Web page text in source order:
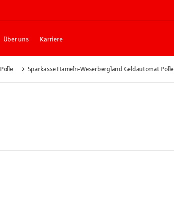
Über uns Karriere
Polle Sparkasse Hameln-Weserbergland Geldautomat Polle